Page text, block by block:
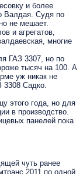
и более
Валдая. Судя по
не мешает.
и агрегатов,
многие
ГАЗ 3307, но по
тысяч на 100. А
уж никак не
Садко.
этого года, но для
в производство.
панелей пока
чуть ранее
2011 по одной